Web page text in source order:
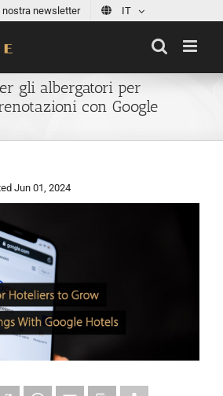
nostra newsletter IT
gli albergatori per
con Google
Jun 01, 2024